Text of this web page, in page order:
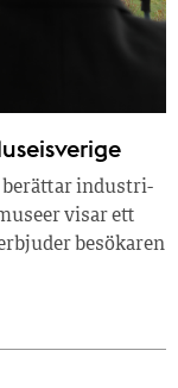
berättar industri­
visar ett
besökaren